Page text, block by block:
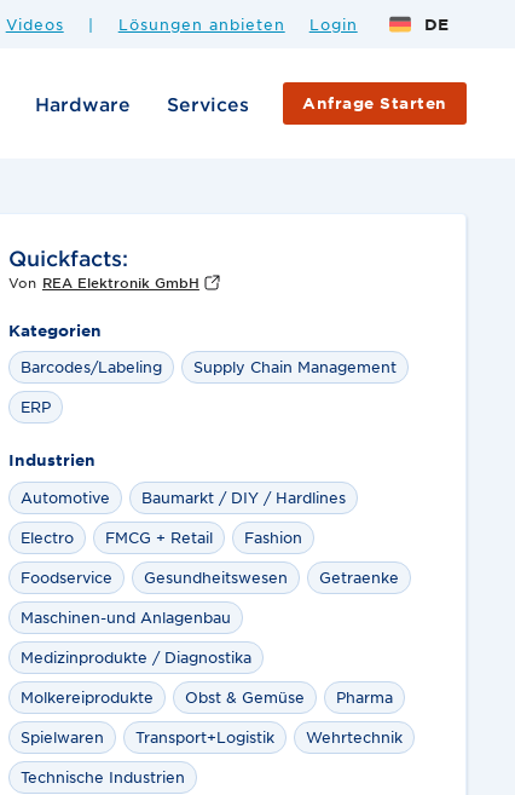
Videos | Lösungen anbieten Login DE
Hardware Services Anfrage Starten
Quickfacts:
Von REA Elektronik GmbH
Kategorien
Barcodes/Labeling
Supply Chain Management
ERP
Industrien
Automotive
Baumarkt / DIY / Hardlines
Electro FMCG + Retail Fashion
Foodservice Gesundheitswesen Getraenke
Maschinen-und Anlagenbau
Medizinprodukte / Diagnostika
Molkereiprodukte Obst & Gemüse Pharma
Spielwaren Transport+Logistik Wehrtechnik
Technische Industrien